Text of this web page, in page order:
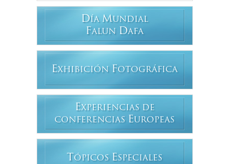
DÍA MUNDIAL
FALUN DAFA
EXHIBICIÓN FOTOGRÁFICA
EXPERIENCIAS DE
CONFERENCIAS EUROPEAS
T ÓPICOS ESPECIALES